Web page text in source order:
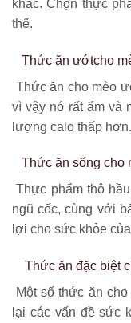
khác. Chọn thực
thể.
Thức ăn ướtcho
Thức ăn cho mèo
vì vậy nó rất ẩm và
lượng calo thấp hơn.
Thức ăn sống cho
Thực phẩm thô
ngũ cốc, cùng với
lợi cho sức khỏe
Thức ăn đặc biệt
Một số thức ăn
lại các vấn đề sức